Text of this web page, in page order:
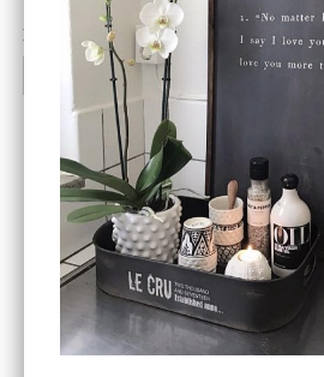
199 kr
KÖP
House Doctor
Skål, Hands marmor
-20%